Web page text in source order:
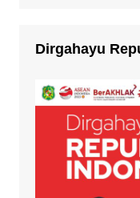
Dirgahayu